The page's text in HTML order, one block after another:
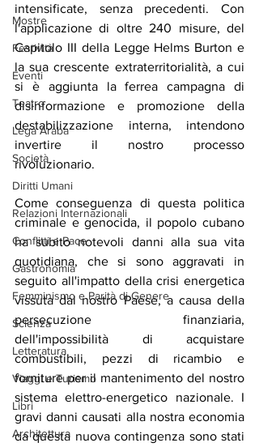
Mostre
Festività
Eventi
Teatro
Lega Araba
Società
Diritti Umani
Relazioni Internazionali
Conflitti e Pace
Gastronomia
Femminismo e Parità di Genere
Scienza
Letteratura
Viaggi e Turismo
Libri
Architettura
intensificate, senza precedenti. Con
l'applicazione di oltre 240 misure, del
Capitolo III della Legge Helms Burton e
la sua crescente extraterritorialità, a cui
si è aggiunta la ferrea campagna di
disinformazione e promozione della
destabilizzazione interna, intendono
invertire il nostro processo
rivoluzionario.
Come conseguenza di questa politica
criminale e genocida, il popolo cubano
ha subito notevoli danni alla sua vita
quotidiana, che si sono aggravati in
seguito all'impatto della crisi energetica
vissuta dal nostro Paese, a causa della
persecuzione finanziaria,
dell'impossibilità di acquistare
combustibili, pezzi di ricambio e
forniture per il mantenimento del nostro
sistema elettro-energetico nazionale. I
gravi danni causati alla nostra economia
da questa nuova contingenza sono stati